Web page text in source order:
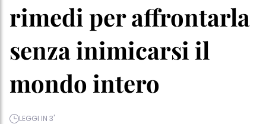
rimedi per affrontarla
senza inimicarsi il
mondo intero
LEGGI IN 3'